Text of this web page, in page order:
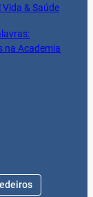
& Saúde
na Academia